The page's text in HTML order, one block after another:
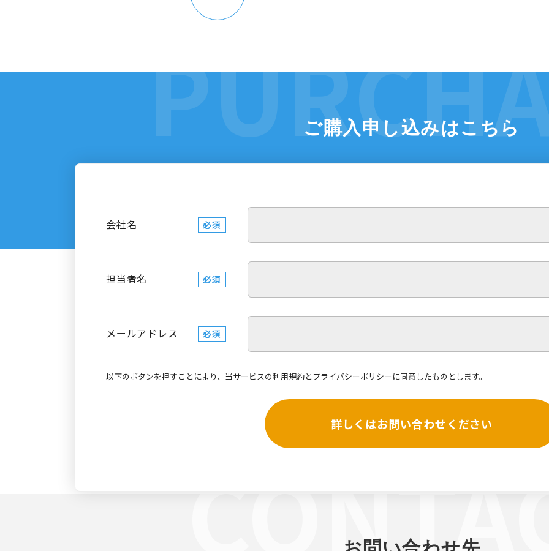
ご購入申し込みはこちら
会社名 必須
担当者名 必須
メールアドレス 必須
以下のボタンを押すことにより、当サービスの利用規約と プライバシーポリシーに同意したものとします。
詳しくはお問い合わせください